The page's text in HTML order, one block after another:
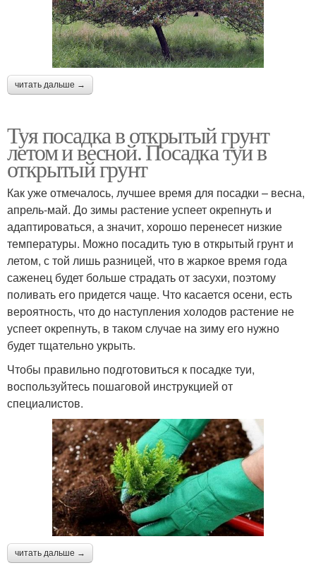
читать дальше →
Туя посадка в открытый грунт
летом и весной. Посадка туи в
открытый грунт
Как уже отмечалось, лучшее время для посадки – весна,
апрель-май. До зимы растение успеет окрепнуть и
адаптироваться, а значит, хорошо перенесет низкие
температуры. Можно посадить тую в открытый грунт и
летом, с той лишь разницей, что в жаркое время года
саженец будет больше страдать от засухи, поэтому
поливать его придется чаще. Что касается осени, есть
вероятность, что до наступления холодов растение не
успеет окрепнуть, в таком случае на зиму его нужно
будет тщательно укрыть.
Чтобы правильно подготовиться к посадке туи,
воспользуйтесь пошаговой инструкцией от
специалистов.
читать дальше →